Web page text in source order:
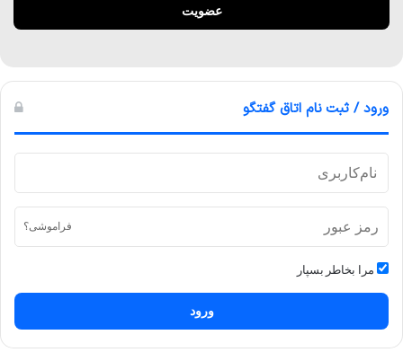
ورود / ثبت نام اتاق گفتگو
فراموشی؟
مرا بخاطر بسپار
ورود